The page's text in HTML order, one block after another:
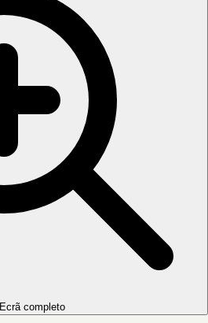
Ecrã completo